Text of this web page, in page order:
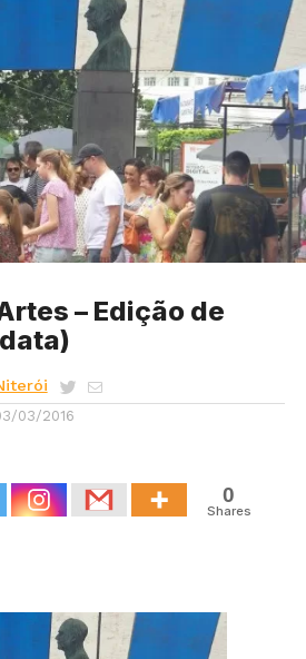
– Edição de
03/2016
0
Shares